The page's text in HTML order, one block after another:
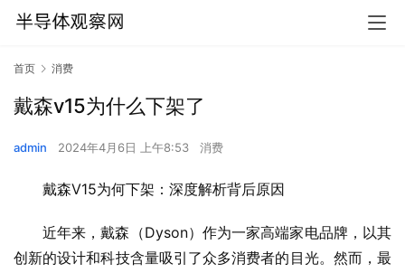
首页 消费
戴森v15为什么下架了
admin 2024年4月6日 上午8:53 消费
戴森V15为何下架：深度解析背后原因
近年来，戴森（Dyson）作为一家高端家电品牌，以其
创新的设计和科技含量吸引了众多消费者的目光。然而，最